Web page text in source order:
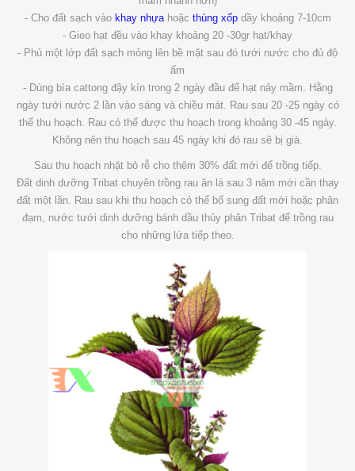
- Cho đất sạch vào khay nhựahoặc thùng xốpdầy khoảng 7-10cm
- Gieo hạt đều vào khay khoảng 20 -30gr hạt/khay
- Phủ một lớp đất sạch mỏng lên bề mặt sau đó tưới nước cho đủ độ
ẩm
- Dùng bìa cattong đậy kín trong 2 ngày đầu để hạt nảy mầm. Hằng
ngày tưới nước 2 lần vào sáng và chiều mát. Rau sau 20 -25 ngày có
thể thu hoạch. Rau có thể được thu hoạch trong khoảng 30 -45 ngày.
Không nên thu hoạch sau 45 ngày khi đó rau sẽ bị già.
Sau thu hoạch nhặt bỏ rễ cho thêm 30% đất mới để trồng tiếp.
Đất dinh dưỡng Tribat chuyên trồng rau ăn lá sau 3 năm mới cần thay
đất một lần. Rau sau khi thu hoạch có thể bổ sung đất mới hoặc phân
đạm, nước tưới dinh dưỡng bánh dầu thủy phân Tribat để trồng rau
cho những lứa tiếp theo.